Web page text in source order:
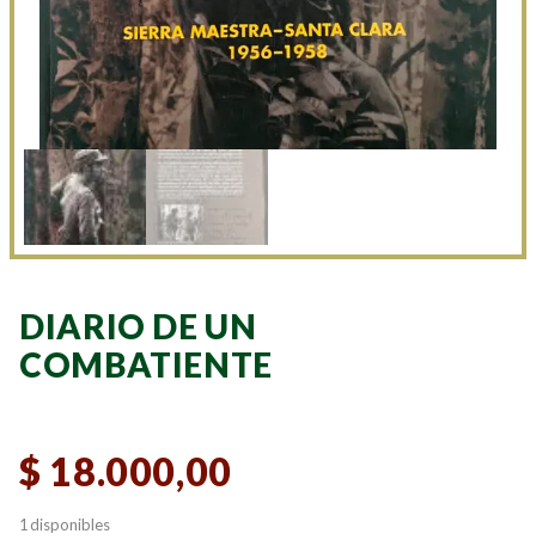
DIARIO DE UN
COMBATIENTE
$ 18.000,00
1 disponibles